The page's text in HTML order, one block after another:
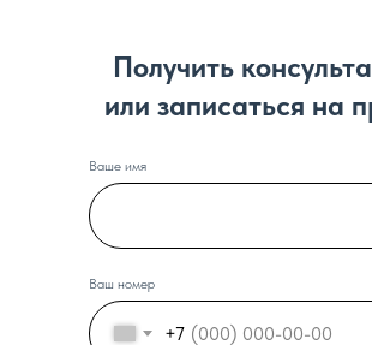
Ваше имя
Ваш номер
+7
Получить
или записаться на